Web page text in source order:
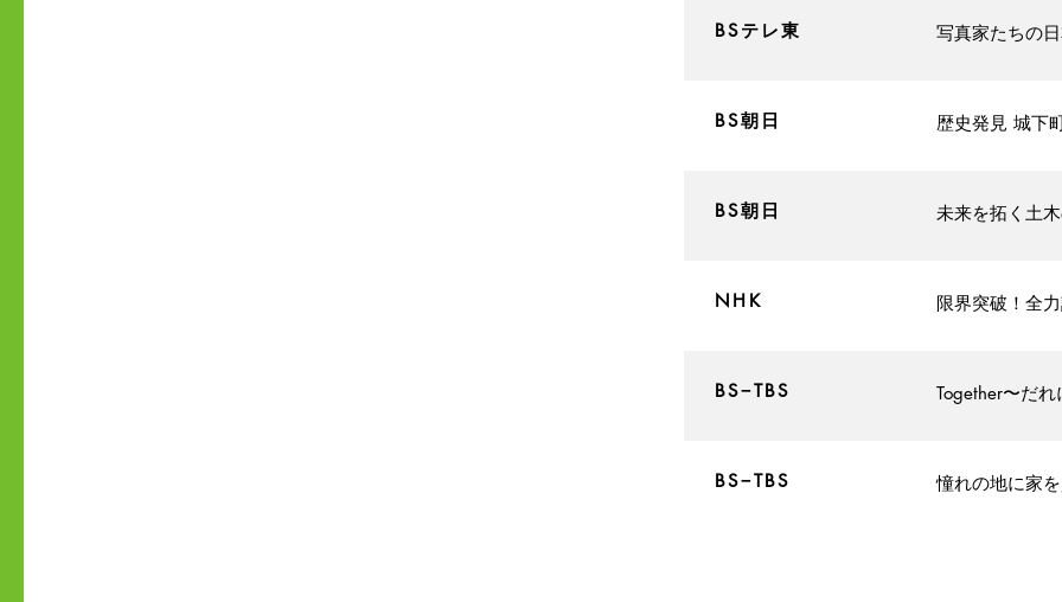
​BSテレ東 写真家たちの
​BS朝日 歴史発見 城下
​BS朝日 未来を拓く土
​NHK 限界突破！全
​BS−TBS Together〜だ
​BS−TBS 憧れの地に家